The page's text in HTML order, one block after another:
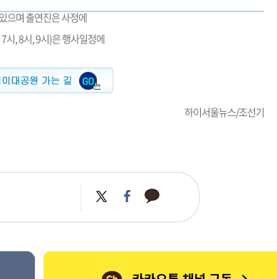
으며 출연진은 사정에
시, 8시, 9시)은 행사일정에
하이서울뉴스/조선기
트
위
페
이
카
카